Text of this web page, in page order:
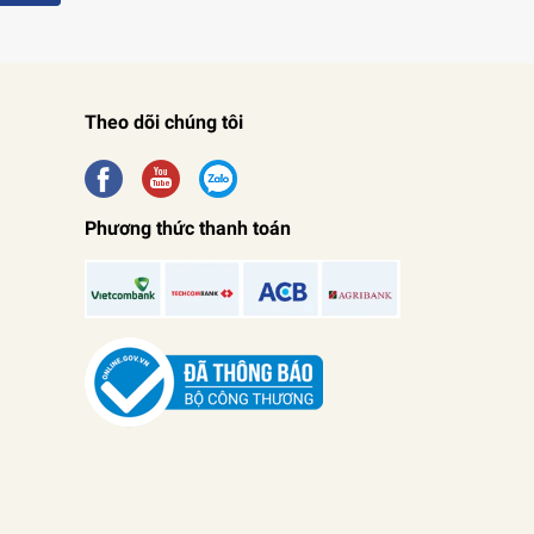
Theo dõi chúng tôi
Phương thức thanh toán